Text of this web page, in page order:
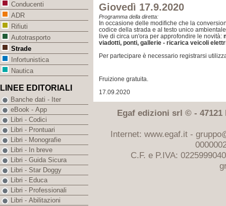
Giovedì 17.9.2020
Programma della diretta:
In occasione delle modifiche che la
codice della strada e al testo unico
live di circa un'ora per approfondire le novità:
viadotti, ponti, gallerie - ricarica veicoli
Per partecipare è necessario registrarsi
Fruizione gratuita.
17.09.2020
Egaf edizioni srl © - 47121
Internet: www.egaf.it -
C.F. e P.IVA:
Conducenti
ADR
Rifiuti
Autotrasporto
Strade
Infortunistica
Nautica
LINEE EDITORIALI
Banche dati - Iter
eBook - App
Libri - Codici
Libri - Prontuari
Libri - Monografie
Libri - In breve
Libri - Guida Sicura
Libri - Star Doggy
Libri - Educa
Libri - Professionali
Libri - Abilitazioni